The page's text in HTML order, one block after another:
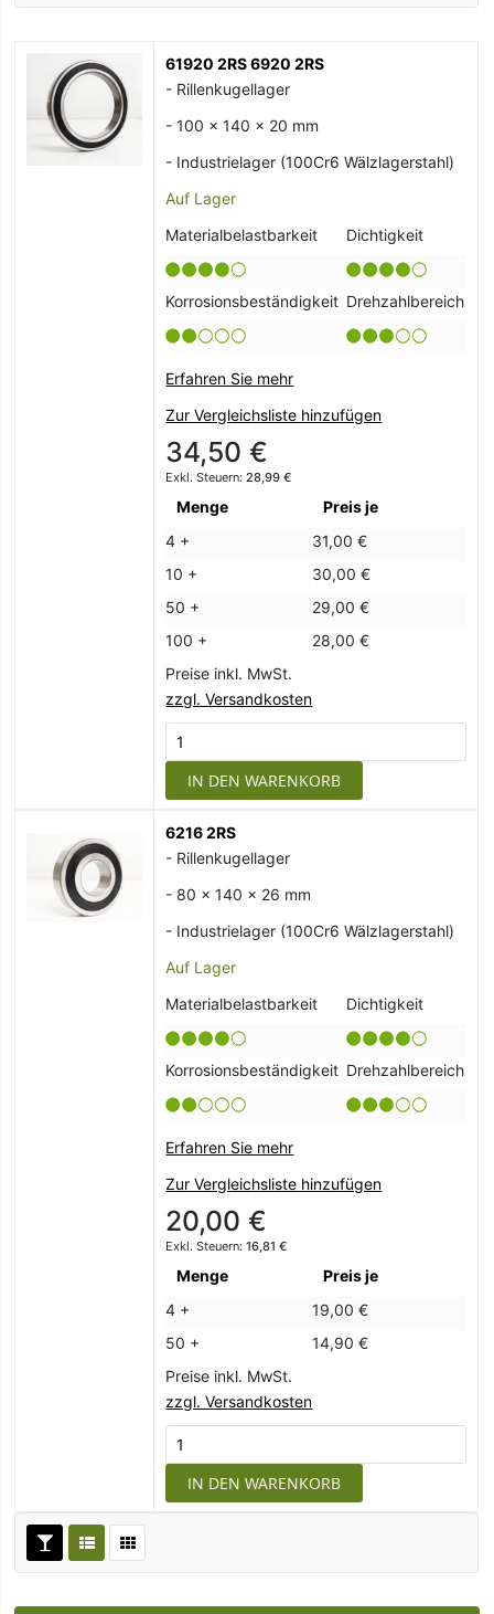
61920 2RS 6920 2RS
- Rillenkugellager
- 100 x 140 x 20 mm
- Industrielager (100Cr6 Wälzlagerstahl)
Auf Lager
Materialbelastbarkeit
Dichtigkeit
Korrosionsbeständigkeit Drehzahlbereich
Erfahren Sie mehr
Zur Vergleichsliste hinzufügen
34,50 €
28,99 €
Menge
Preis je
4 +
31,00 €
10 +
30,00 €
50 +
29,00 €
100 +
28,00 €
Preise inkl. MwSt.
zzgl. Versandkosten
IN DEN WARENKORB
6216 2RS
- Rillenkugellager
- 80 x 140 x 26 mm
- Industrielager (100Cr6 Wälzlagerstahl)
Auf Lager
Materialbelastbarkeit
Dichtigkeit
Korrosionsbeständigkeit Drehzahlbereich
Erfahren Sie mehr
Zur Vergleichsliste hinzufügen
20,00 €
16,81 €
Menge
Preis je
4 +
19,00 €
50 +
14,90 €
Preise inkl. MwSt.
zzgl. Versandkosten
IN DEN WARENKORB